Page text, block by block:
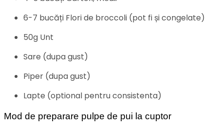
6-7 bucăți Flori de broccoli (pot fi și congelate)
50g Unt
Sare (dupa gust)
Piper (dupa gust)
Lapte (optional pentru consistenta)
Mod de preparare pulpe de pui la cuptor